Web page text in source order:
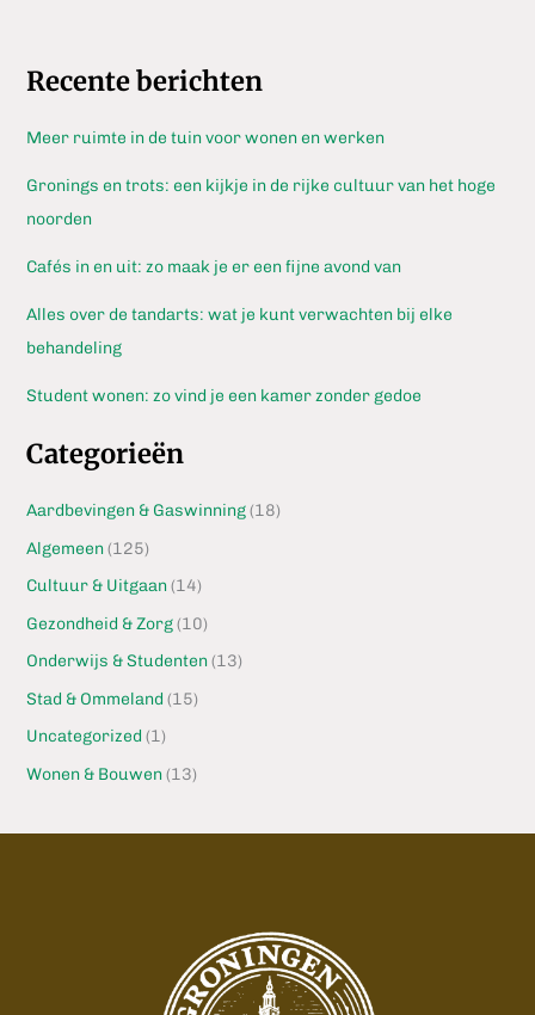
Recente berichten
Meer ruimte in de tuin voor wonen en werken
Gronings en trots: een kijkje in de rijke cultuur van het hoge
noorden
Cafés in en uit: zo maak je er een fijne avond van
Alles over de tandarts: wat je kunt verwachten bij elke
behandeling
Student wonen: zo vind je een kamer zonder gedoe
Categorieën
Aardbevingen & Gaswinning(18)
Algemeen(125)
Cultuur & Uitgaan(14)
Gezondheid & Zorg(10)
Onderwijs & Studenten(13)
Stad & Ommeland (15)
Uncategorized (1)
Wonen & Bouwen(13)